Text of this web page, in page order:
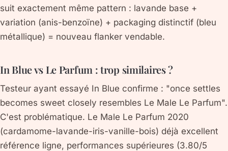
suit exactement même pattern : lavande base +
variation (anis-benzoïne) + packaging distinctif (bleu
métallique) = nouveau flanker vendable.
In Blue vs Le Parfum : trop similaires ?
Testeur ayant essayé In Blue confirme : "once settles
becomes sweet closely resembles Le Male Le Parfum".
C'est problématique. Le Male Le Parfum 2020
(cardamome-lavande-iris-vanille-bois) déjà excellent
référence ligne, performances supérieures (3.80/5